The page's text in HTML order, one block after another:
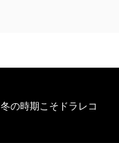
冬の時期こそドラレコ